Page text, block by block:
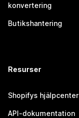
konvertering
Butikshantering
Resurser
Shopifys hjälpcenter
API-dokumentation